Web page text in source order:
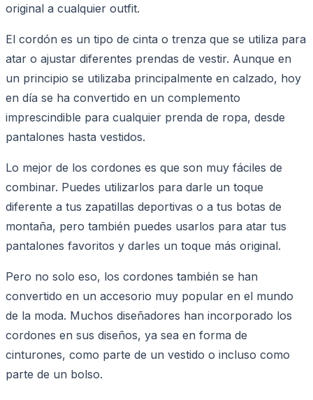
original a cualquier outfit.
El cordón es un tipo de cinta o trenza que se utiliza para
atar o ajustar diferentes prendas de vestir. Aunque en
un principio se utilizaba principalmente en calzado, hoy
en día se ha convertido en un complemento
imprescindible para cualquier prenda de ropa, desde
pantalones hasta vestidos.
Lo mejor de los cordones es que son muy fáciles de
combinar. Puedes utilizarlos para darle un toque
diferente a tus zapatillas deportivas o a tus botas de
montaña, pero también puedes usarlos para atar tus
pantalones favoritos y darles un toque más original.
Pero no solo eso, los cordones también se han
convertido en un accesorio muy popular en el mundo
de la moda. Muchos diseñadores han incorporado los
cordones en sus diseños, ya sea en forma de
cinturones, como parte de un vestido o incluso como
parte de un bolso.